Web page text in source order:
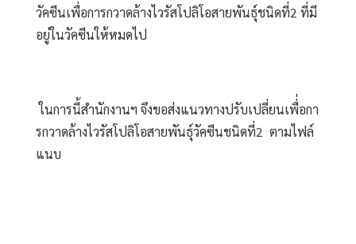
วัคซีนเพื่อการกวาดล้างไวรัสโปลิโอสายพันธุ์ชนิดที่2 ที่มี
อยู่ในวัคซีนให้หมดไป
ในการนี้สำนักงานฯ จึงขอส่งแนวทางปรับเปลี่ยนเพื่่อกา
รกวาดล้างไวรัสโปลิโอสายพันธุ์วัคซีนชนิดที่2  ตามไฟล์
แนบ